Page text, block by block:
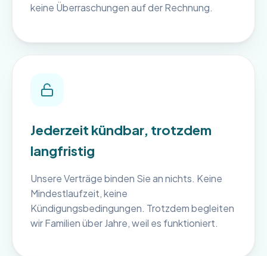
keine Überraschungen auf der Rechnung.
Jederzeit kündbar, trotzdem
langfristig
Unsere Verträge binden Sie an nichts. Keine
Mindestlaufzeit, keine
Kündigungsbedingungen. Trotzdem begleiten
wir Familien über Jahre, weil es funktioniert.